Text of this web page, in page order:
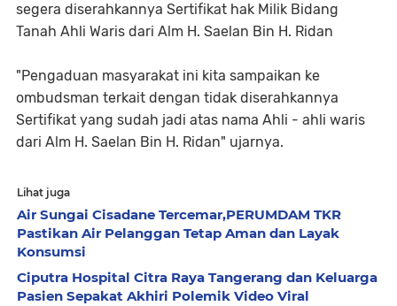
segera diserahkannya Sertifikat hak Milik Bidang
Tanah Ahli Waris dari Alm H. Saelan Bin H. Ridan
"Pengaduan masyarakat ini kita sampaikan ke
ombudsman terkait dengan tidak diserahkannya
Sertifikat yang sudah jadi atas nama Ahli - ahli waris
dari Alm H. Saelan Bin H. Ridan" ujarnya.
Lihat juga
Air Sungai Cisadane Tercemar,PERUMDAM TKR
Pastikan Air Pelanggan Tetap Aman dan Layak
Konsumsi
Ciputra Hospital Citra Raya Tangerang dan Keluarga
Pasien Sepakat Akhiri Polemik Video Viral